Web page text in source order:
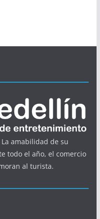
amabilidad de su
todo el año, el comercio
al turista.